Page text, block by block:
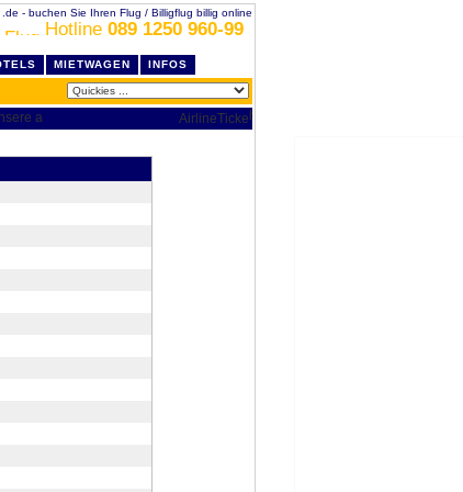
- buchen Sie Ihren Flug / Billigflug billig online
Hotline 089 1250 960-99
MIETWAGEN INFOS